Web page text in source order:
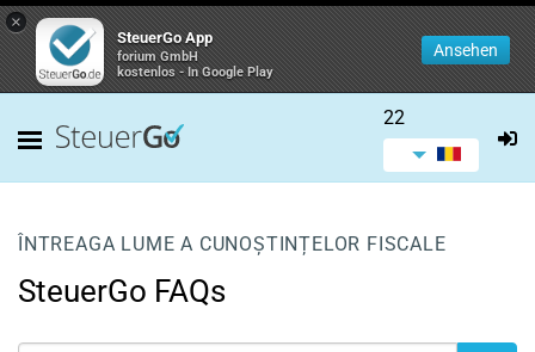
×
SteuerGo App
forium GmbH
kostenlos - In Google Play
Ansehen
22
ÎNTREAGA LUME A CUNOȘTINȚELOR FISCALE
SteuerGo FAQs